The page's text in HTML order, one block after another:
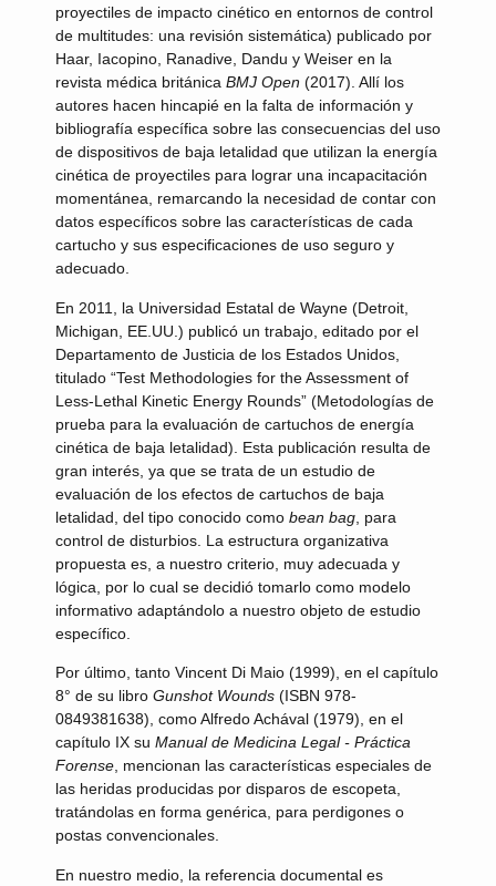
proyectiles de impacto cinético en entornos de control
de multitudes: una revisión sistemática) publicado por
Haar, Iacopino, Ranadive, Dandu y Weiser en la
revista médica británica BMJ Open (2017). Allí los
autores hacen hincapié en la falta de información y
bibliografía específica sobre las consecuencias del uso
de dispositivos de baja letalidad que utilizan la energía
cinética de proyectiles para lograr una incapacitación
momentánea, remarcando la necesidad de contar con
datos específicos sobre las características de cada
cartucho y sus especificaciones de uso seguro y
adecuado.
En 2011, la Universidad Estatal de Wayne (Detroit,
Michigan, EE.UU.) publicó un trabajo, editado por el
Departamento de Justicia de los Estados Unidos,
titulado “Test Methodologies for the Assessment of
Less-Lethal Kinetic Energy Rounds” (Metodologías de
prueba para la evaluación de cartuchos de energía
cinética de baja letalidad). Esta publicación resulta de
gran interés, ya que se trata de un estudio de
evaluación de los efectos de cartuchos de baja
letalidad, del tipo conocido como bean bag , para
control de disturbios. La estructura organizativa
propuesta es, a nuestro criterio, muy adecuada y
lógica, por lo cual se decidió tomarlo como modelo
informativo adaptándolo a nuestro objeto de estudio
específico.
Por último, tanto Vincent Di Maio (1999), en el capítulo
8° de su libro Gunshot Wounds (ISBN 978-
0849381638), como Alfredo Achával (1979), en el
capítulo IX su Manual de Medicina Legal - Práctica
Forense , mencionan las características especiales de
las heridas producidas por disparos de escopeta,
tratándolas en forma genérica, para perdigones o
postas convencionales.
En nuestro medio, la referencia documental es